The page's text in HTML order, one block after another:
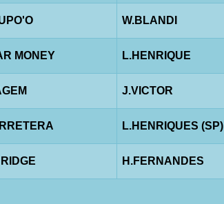
W.BLANDI
MONEY L.HENRIQUE
J.VICTOR
L.HENRIQUES (SP)
H.FERNANDES